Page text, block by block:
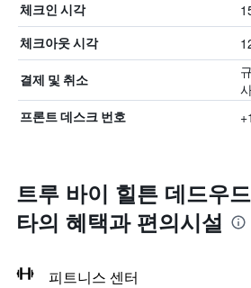
체크인 시각
체크아웃 시각
결제 및 취소
프론트 데스크 번호
트루 바이 힐튼 데드우
타의 혜택​과 편의시설
피트니스 센터